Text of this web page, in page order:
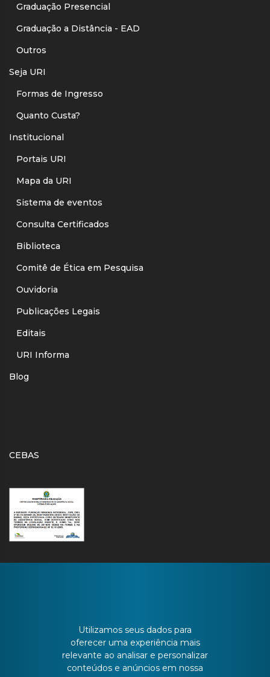
Graduação Presencial
Graduação a Distância - EAD
Outros
Seja URI
Formas de Ingresso
Quanto Custa?
Institucional
Portais URI
Mapa da URI
Sistema de eventos
Consulta Certificados
Biblioteca
Comitê de Ética em Pesquisa
Ouvidoria
Publicações Legais
Editais
URI Informa
Blog
CEBAS
Batista Bonoto Sobrinho, 733
Utilizamos seus dados para
oferecer uma experiência mais
relevante ao analisar e personalizar
conteúdos e anúncios em nossa